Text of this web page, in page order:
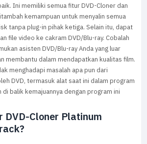
Ini memiliki semua fitur DVD-Cloner dan
kemampuan untuk menyalin semua
tanpa plug-in pihak ketiga. Selain itu, dapat
file video ke cakram DVD/Blu-ray. Cobalah
asisten DVD/Blu-ray Anda yang luar
membantu dalam mendapatkan kualitas film.
menghadapi masalah apa pun dari
DVD, termasuk alat saat ini dalam program
di balik kemajuannya dengan program ini
DVD-Cloner Platinum